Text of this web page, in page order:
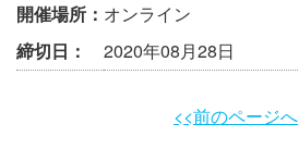
開催場所： オンライン
締切日：
2020年08月28日
<<前のページへ